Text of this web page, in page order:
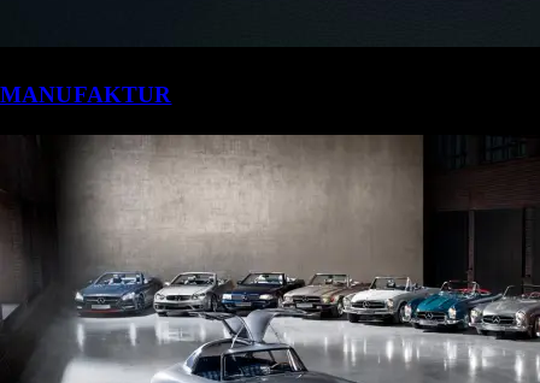
MANUFAKTUR